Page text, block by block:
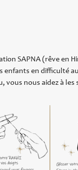
SAPNA (rêve en
enfants en difficulté
vous nous aidez à les